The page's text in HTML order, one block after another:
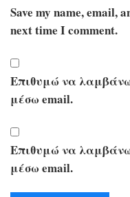
Save my name, email,
next time I comment.
Επιθυμώ να λαμβάνω
μέσω email.
Επιθυμώ να λαμβάνω
μέσω email.